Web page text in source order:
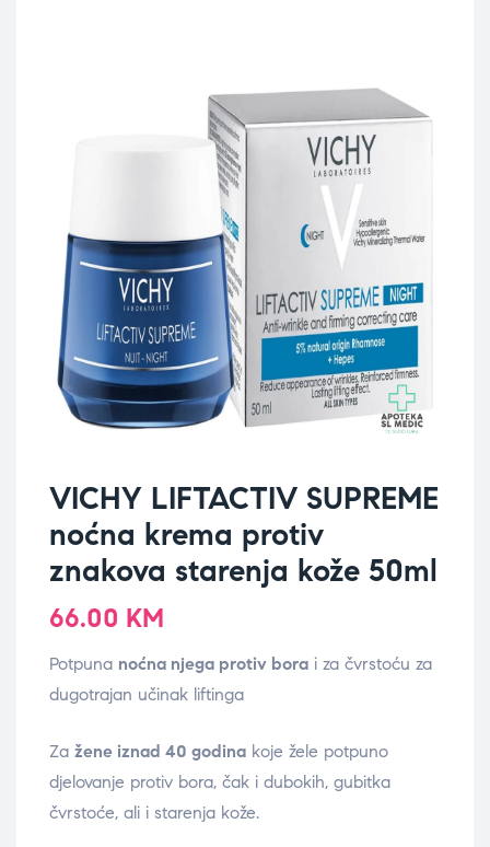
VICHY LIFTACTIV SUPREME
noćna krema protiv
znakova starenja kože 50ml
66.00 KM
Potpuna noćna njega protiv bora i za čvrstoću za
dugotrajan učinak liftinga
Za žene iznad 40 godina koje žele potpuno
djelovanje protiv bora, čak i dubokih, gubitka
čvrstoće, ali i starenja kože.